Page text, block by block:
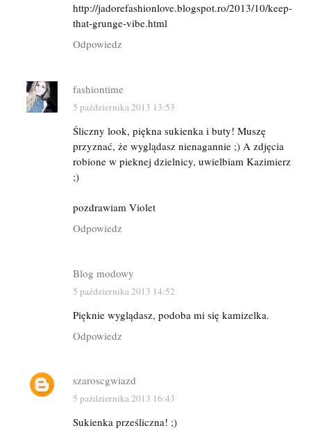
http://jadorefashionlove.blogspot.ro/2013/10/keep-
that-grunge-vibe.html
Odpowiedz
fashiontime
5 października 2013 13:53
Śliczny look, piękna sukienka i buty! Muszę
przyznać, że wyglądasz nienagannie ;) A zdjęcia
robione w pieknej dzielnicy, uwielbiam Kazimierz
;)
pozdrawiam Violet
Odpowiedz
Blog modowy
5 października 2013 14:52
Pięknie wyglądasz, podoba mi się kamizelka.
Odpowiedz
szaroscgwiazd
5 października 2013 16:43
Sukienka prześliczna! ;)